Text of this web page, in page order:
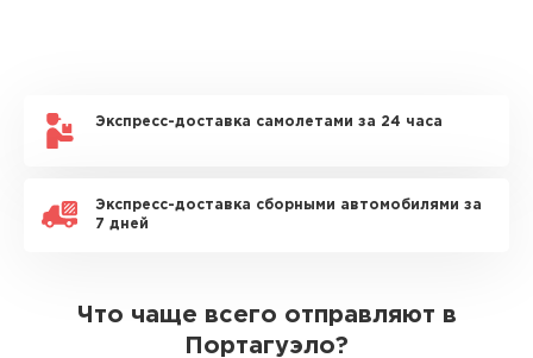
Экспресс-доставка самолетами за 24 часа
Экспресс-доставка сборными автомобилями за
7 дней
Что чаще всего отправляют в
Портагуэло?